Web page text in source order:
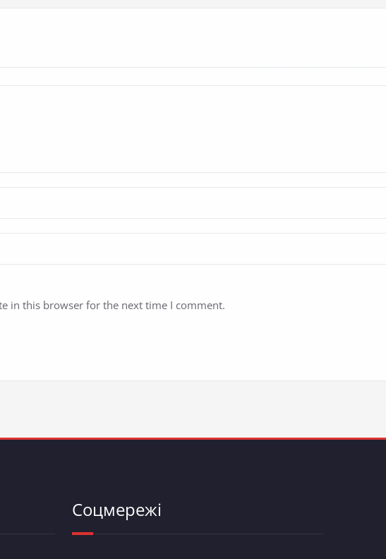
in this browser for the next time I comment.
Соцмережі